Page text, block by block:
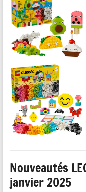
Nouveautés
janvier 2025